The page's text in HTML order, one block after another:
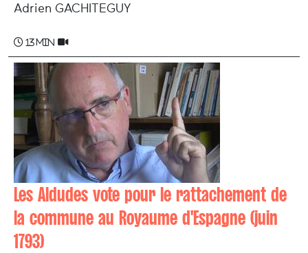
Adrien GACHITEGUY
13 min
Les Aldudes vote pour le rattachement de
la commune au Royaume d'Espagne (juin
1793)